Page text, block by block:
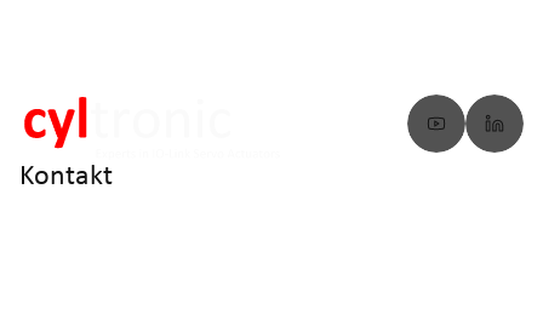
Kontakt